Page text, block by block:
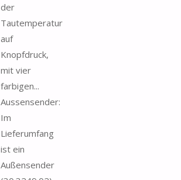
der
Tautemperatur
auf
Knopfdruck,
mit vier
farbigen...
Aussensender:
Im
Lieferumfang
ist ein
Außensender